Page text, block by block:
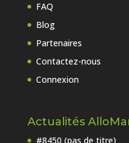
FAQ
Blog
Partenaires
Contactez-nous
Connexion
Actualités
#8450 (pas de titre)